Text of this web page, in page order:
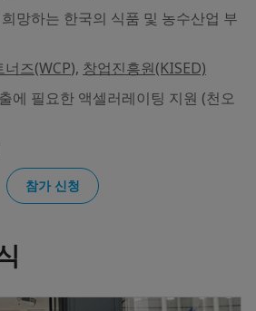
망하는 한국의 식품 및 농수산업 부
즈(WCP), 창업진흥원(KISED)
에 필요한 액셀러레이팅 지원 (천오
참가 신청